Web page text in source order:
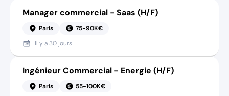
Manager commercial - Saas (H/F)
Paris
75-90K€
Il y a 30 jours
Ingénieur Commercial - Energie (H/F)
Paris
55-100K€